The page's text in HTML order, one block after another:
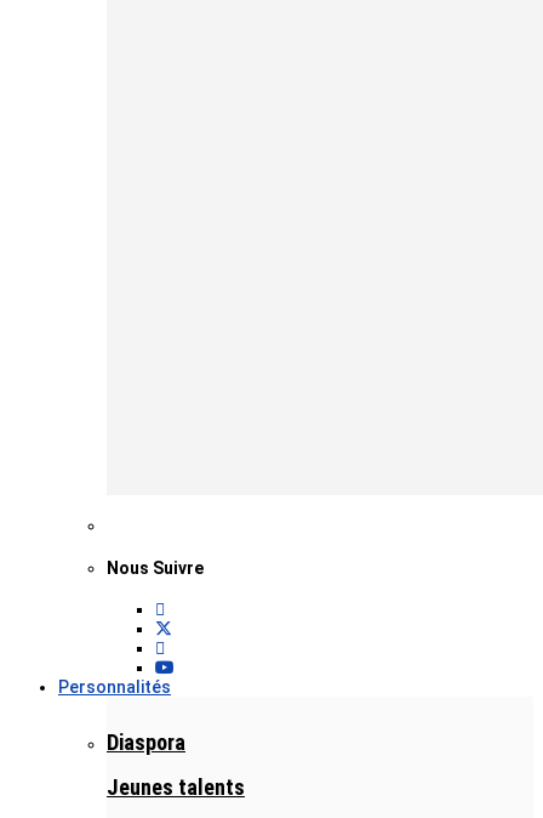
Nous Suivre
Personnalités
Diaspora
Jeunes talents